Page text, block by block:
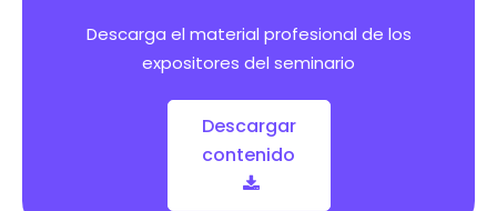
Descarga el material profesional de los
expositores del seminario
Descargar
contenido